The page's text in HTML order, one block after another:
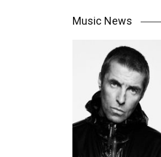
Music News